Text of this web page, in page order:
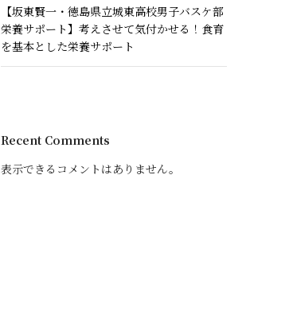
【坂東賢一・徳島県立城東高校男子バスケ部
栄養サポート】考えさせて気付かせる！食育
を基本とした栄養サポート
Recent Comments
表示できるコメントはありません。